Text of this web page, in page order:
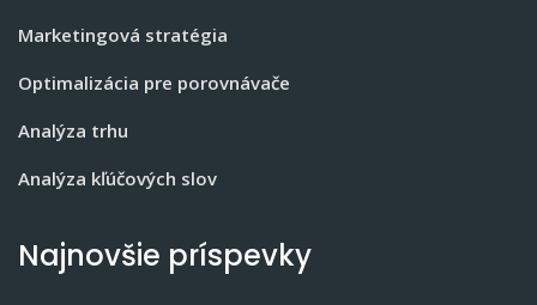
Marketingová stratégia
Optimalizácia pre porovnávače
Analýza trhu
Analýza kľúčových slov
Najnovšie príspevky